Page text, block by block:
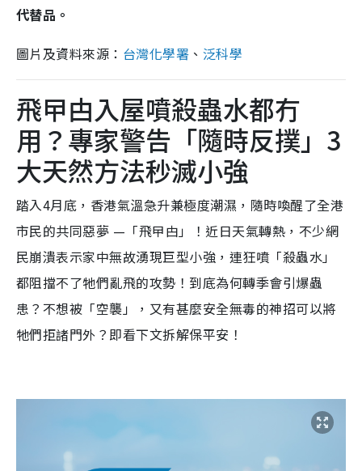
代替品。
圖片及資料來源： 台灣化學署 、 泛科學
飛曱甴入屋噴殺蟲水都冇
用？專家警告「隨時反撲」3
大天然方法秒滅小強
踏入4月底，香港氣溫急升兼極度潮濕，隨時喚醒了全港
市民的共同惡夢 —「飛曱甴」！近日天氣轉熱，不少網
民崩潰表示家中無故湧現巨型小強，連狂噴「殺蟲水」
都阻擋不了牠們亂飛的攻勢！到底為何轉季會引爆蟲
患？不想被「空襲」，又有甚麼安全無毒的神招可以將
牠們拒諸門外？即看下文拆解保平安！